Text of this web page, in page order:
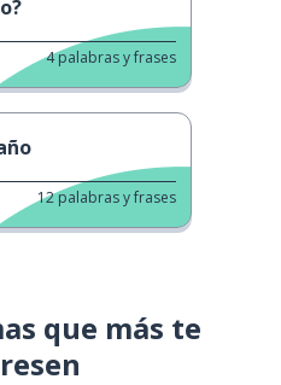
4palabras y frases
12palabras y frases
que más te